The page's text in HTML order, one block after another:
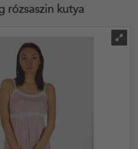
rózsaszin kutya